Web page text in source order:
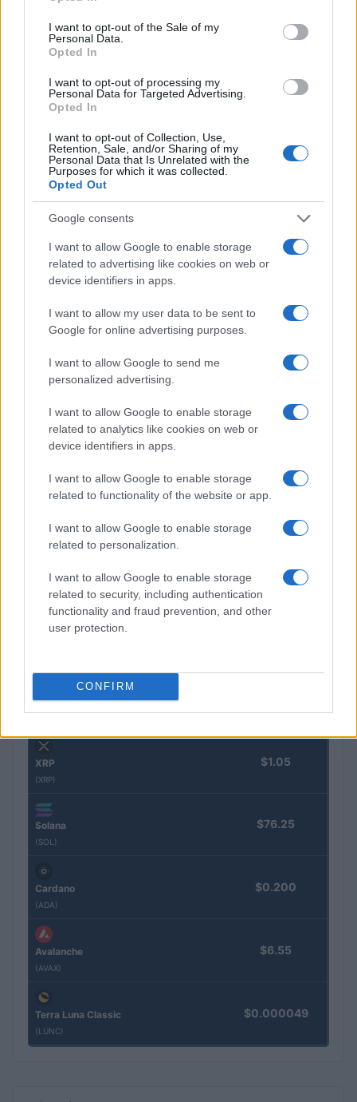
use your data for below specified purposes in below Google
consent section.
I want to opt-out of the Sale of my
Personal Data.
Opted In
I want to opt-out of processing my
Personal Data for Targeted Advertising.
Opted In
I want to opt-out of Collection, Use,
Retention, Sale, and/or Sharing of my
Personal Data that Is Unrelated with the
Purposes for which it was collected.
Opted Out
Google consents
I want to allow Google to enable storage
related to advertising like cookies on web or
device identifiers in apps.
I want to allow my user data to be sent to
Google for online advertising purposes.
I want to allow Google to send me
personalized advertising.
I want to allow Google to enable storage
related to analytics like cookies on web or
device identifiers in apps.
I want to allow Google to enable storage
related to functionality of the website or app.
I want to allow Google to enable storage
related to personalization.
I want to allow Google to enable storage
related to security, including authentication
functionality and fraud prevention, and other
user protection.
CONFIRM
Cotización de Bitcoin hoy: análisis del mercado y tendencias
FINANCIACIÓN
Guía para comparar créditos: TIN, TAE y comisiones
Marta Ruiz · 8 Ago 2026
COTIZACIONES CRYPTO
Nombre Precio
Bitcoin $65,042.00
Ethereum
BNB
XRP
(XRP)
$1.05
Solana
(SOL)
$76.25
Cardano
(ADA)
$0.200
Avalanche
(AVAX)
$6.55
Terra Luna Classic
(LUNC)
$0.000049